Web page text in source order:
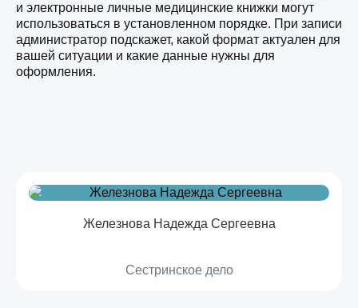
и электронные личные медицинские книжки могут
использоваться в установленном порядке. При записи
администратор подскажет, какой формат актуален для
вашей ситуации и какие данные нужны для
оформления.
Железнова Надежда Сергеевна
Сестринское дело